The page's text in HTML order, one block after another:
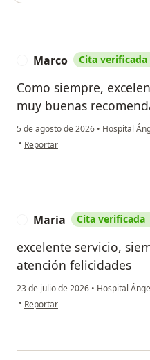
Marco Cita verificada
Como siempre,
muy buenas
5 de agosto de 2026 • Hospital
• en opinión del usuario Marco
Reportar
Maria Cita verificada
excelente servicio,
atención felicidades
23 de julio de 2026 • Hospital
• en opinión del usuario Maria
Reportar